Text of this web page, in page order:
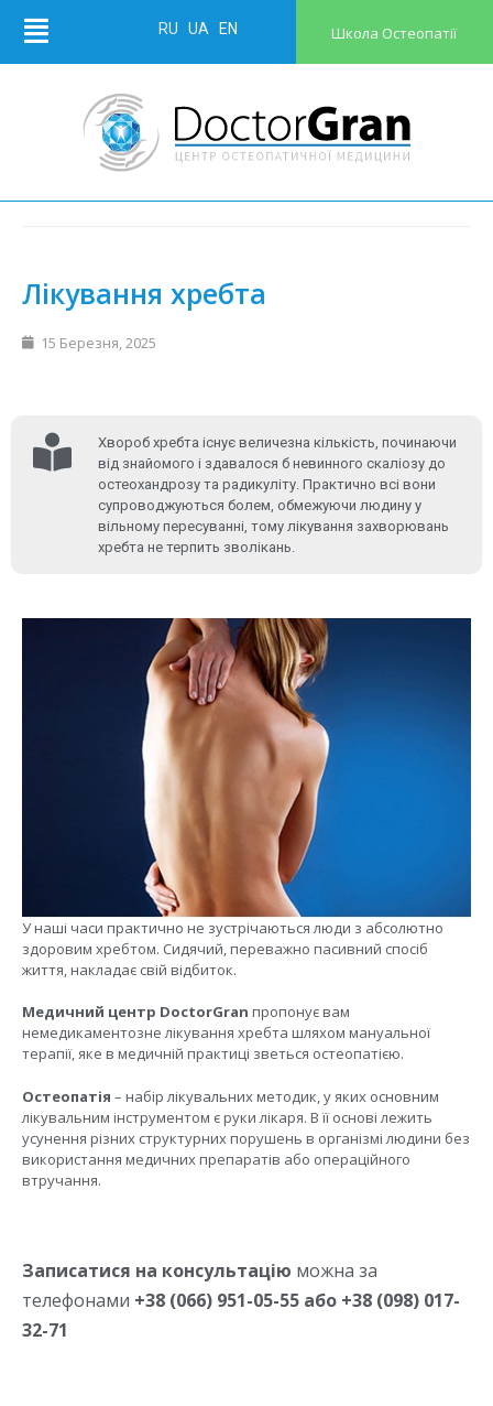
RU UA EN Школа Остеопатії
Лікування хребта
15 Березня, 2025
Хвороб хребта існує величезна кількість, починаючи
від знайомого і здавалося б невинного скаліозу до
остеохандрозу та радикуліту. Практично всі вони
супроводжуються болем, обмежуючи людину у
вільному пересуванні, тому лікування захворювань
хребта не терпить зволікань.
У наші часи практично не зустрічаються люди з абсолютно
здоровим хребтом. Сидячий, переважно пасивний спосіб
життя, накладає свій відбиток.
Медичний центр DoctorGran пропонує вам
немедикаментозне лікування хребта шляхом мануальної
терапії, яке в медичній практиці зветься остеопатією.
Остеопатія – набір лікувальних методик, у яких основним
лікувальним інструментом є руки лікаря. В її основі лежить
усунення різних структурних порушень в організмі людини без
використання медичних препаратів або операційного
втручання.
Записатися на консультацію можна за
телефонами +38 (066) 951-05-55 або +38 (098) 017-
32-71